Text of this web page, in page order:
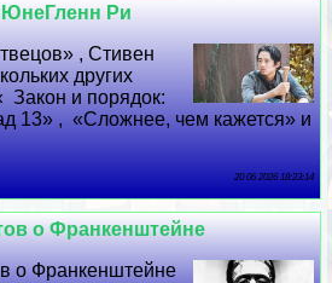
ЮнеГленн Ри
, Стивен
других
Закон и порядок:
13» , «Сложнее, чем кажется» и
20 06 2026 18:23:14
о Франкенштейне
о Франкенштейне